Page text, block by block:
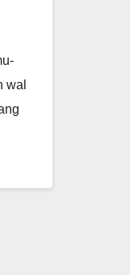
wal